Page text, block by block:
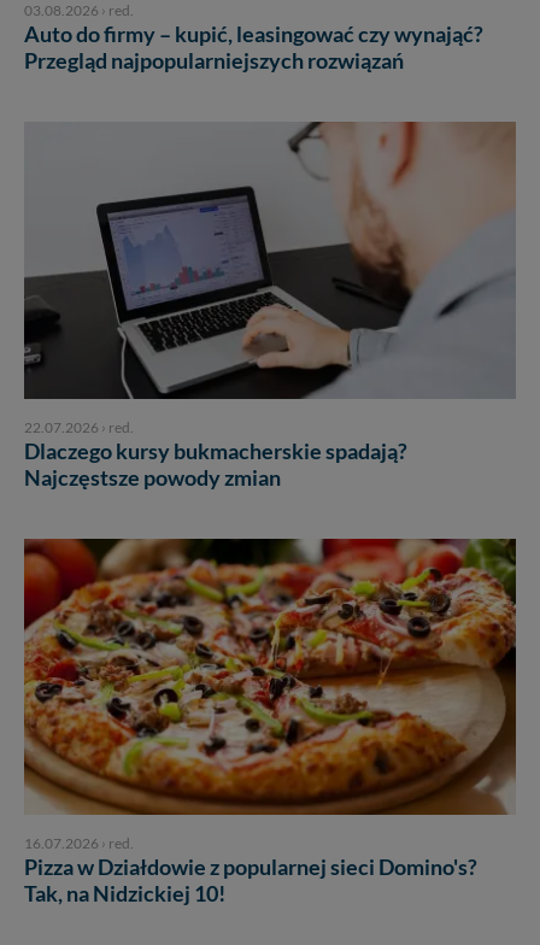
03.08.2026 › red.
Auto do firmy – kupić, leasingować czy wynająć?
Przegląd najpopularniejszych rozwiązań
22.07.2026 › red.
Dlaczego kursy bukmacherskie spadają?
Najczęstsze powody zmian
16.07.2026 › red.
Pizza w Działdowie z popularnej sieci Domino's?
Tak, na Nidzickiej 10!